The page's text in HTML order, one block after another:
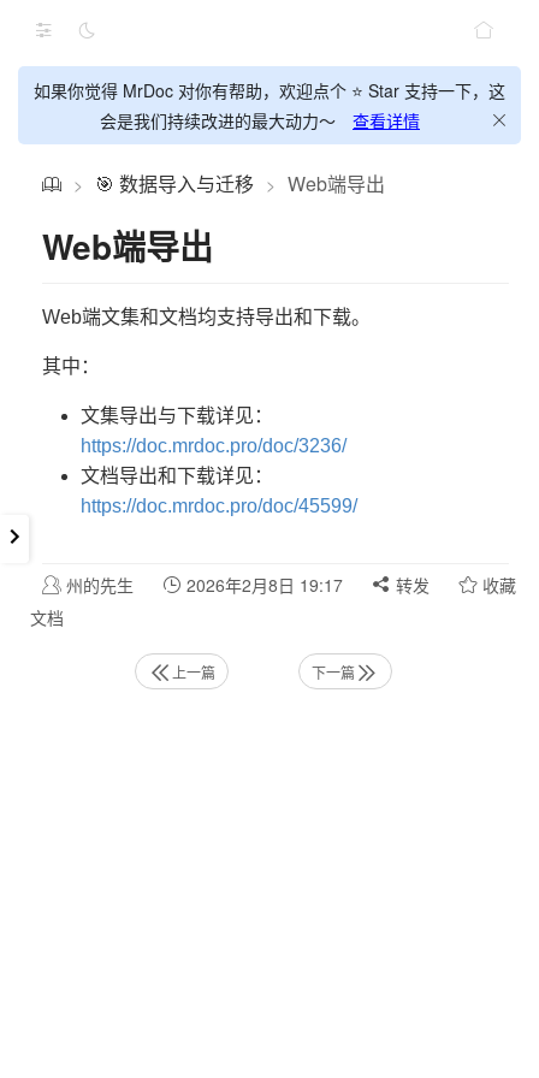
如果你觉得 MrDoc 对你有帮助，欢迎点个 ⭐ Star 支持一下，这
会是我们持续改进的最大动力～
查看详情
> 🎯 数据导入与迁移 > Web端导出
Web端导出
Web端文集和文档均支持导出和下载。
其中：
文集导出与下载详见：
https://doc.mrdoc.pro/doc/3236/
文档导出和下载详见：
https://doc.mrdoc.pro/doc/45599/
州的先生 2026年2月8日 19:17 转发
收藏
文档
上一篇 下一篇